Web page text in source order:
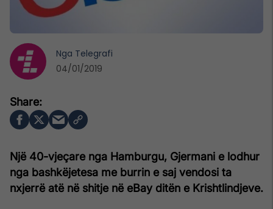
Një 40-vjeçare nga Hamburgu, Gjermani e lodhur
nga bashkëjetesa me burrin e saj vendosi ta
nxjerrë atë në shitje në eBay ditën e Krishtlindjeve.
Nga Telegrafi
04/01/2019